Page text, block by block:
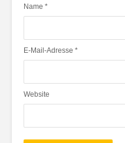
Name *
E-Mail-Adresse *
Website